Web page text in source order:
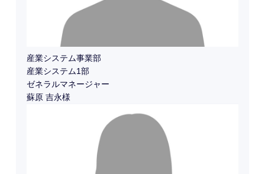
産業システム事業部
産業システム1部
ゼネラルマネージャー
蘇原 吉永様